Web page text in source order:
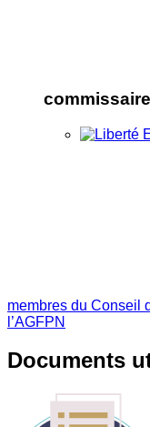
membres du Conseil
l’AGFPN
Documents